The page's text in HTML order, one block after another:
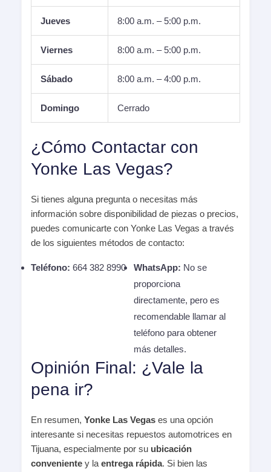
Jueves 8:00 a.m. – 5:00 p.m.
Viernes 8:00 a.m. – 5:00 p.m.
Sábado 8:00 a.m. – 4:00 p.m.
Domingo Cerrado
¿Cómo Contactar con
Yonke Las Vegas?
Si tienes alguna pregunta o necesitas más
información sobre disponibilidad de piezas o precios,
puedes comunicarte con Yonke Las Vegas a través
de los siguientes métodos de contacto:
Teléfono: 664 382 8990 WhatsApp: No se
proporciona
directamente, pero es
recomendable llamar al
teléfono para obtener
más detalles.
Opinión Final: ¿Vale la
pena ir?
En resumen, Yonke Las Vegas es una opción
interesante si necesitas repuestos automotrices en
Tijuana, especialmente por su ubicación
conveniente y la entrega rápida. Si bien las